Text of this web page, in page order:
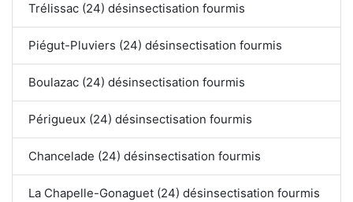
Trélissac (24) désinsectisation fourmis
Piégut-Pluviers (24) désinsectisation fourmis
Boulazac (24) désinsectisation fourmis
Périgueux (24) désinsectisation fourmis
Chancelade (24) désinsectisation fourmis
La Chapelle-Gonaguet (24) désinsectisation fourmis